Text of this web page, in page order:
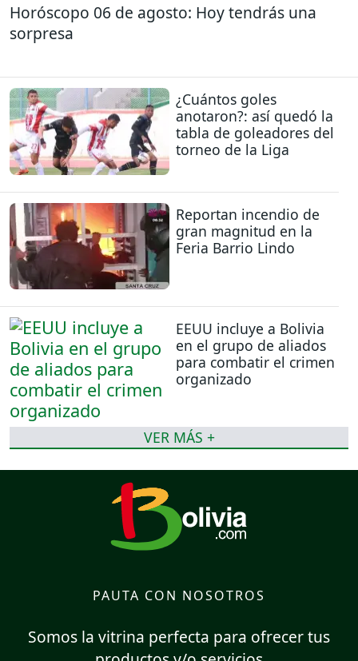
Horóscopo 06 de agosto: Hoy tendrás una
sorpresa
¿Cuántos goles
anotaron?: así quedó la
tabla de goleadores del
torneo de la Liga
Reportan incendio de
gran magnitud en la
Feria Barrio Lindo
EEUU incluye a Bolivia
en el grupo de aliados
para combatir el crimen
organizado
VER MÁS +
PAUTA CON NOSOTROS
Somos la vitrina perfecta para ofrecer tus